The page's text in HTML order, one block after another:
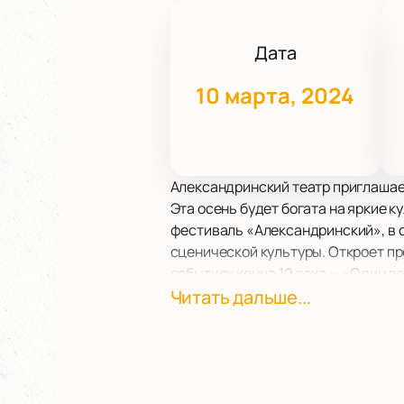
Дата
10 марта, 2024
Александринский театр
Эта осень будет богата на яркие
фестиваль «Александринский», в
сценической культуры. Откроет
событиях конца 19 века — «Один
Идейным вдохновителем
Читать дальше...